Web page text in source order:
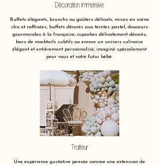
Décoration immersive
Buffets élégants, brunchs ou goûters délicats, mises en scène
chic et raffinées, buffets décorés aux teintes pastel, douceurs
gourmandes à la française, cupcakes délicatement décorés,
bars de mocktails subtils ou encore un univers culinaire
élégant et entièrement personnalisé, imaginé spécialement
pour vous et votre futur bébé.
Traiteur
Une expérience gustative pensée comme une extension de